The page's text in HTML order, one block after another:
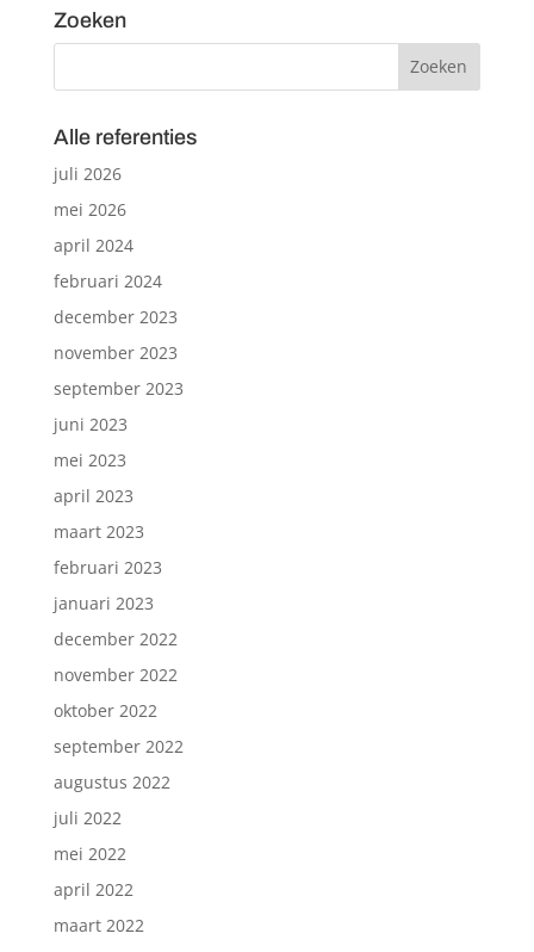
Zoeken
Alle referenties
juli 2026
mei 2026
april 2024
februari 2024
december 2023
november 2023
september 2023
juni 2023
mei 2023
april 2023
maart 2023
februari 2023
januari 2023
december 2022
november 2022
oktober 2022
september 2022
augustus 2022
juli 2022
mei 2022
april 2022
maart 2022